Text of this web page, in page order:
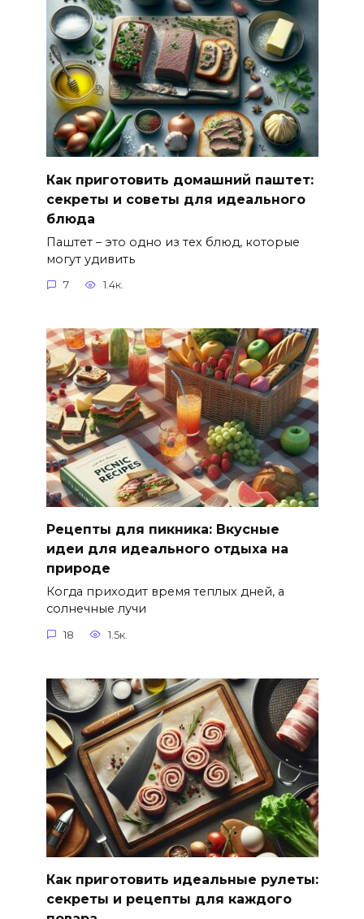
Как приготовить домашний паштет:
секреты и советы для идеального
блюда
Паштет – это одно из тех блюд, которые
могут удивить
7 1.4к.
Рецепты для пикника: Вкусные
идеи для идеального отдыха на
природе
Когда приходит время теплых дней, а
солнечные лучи
18 1.5к.
Как приготовить идеальные рулеты:
секреты и рецепты для каждого